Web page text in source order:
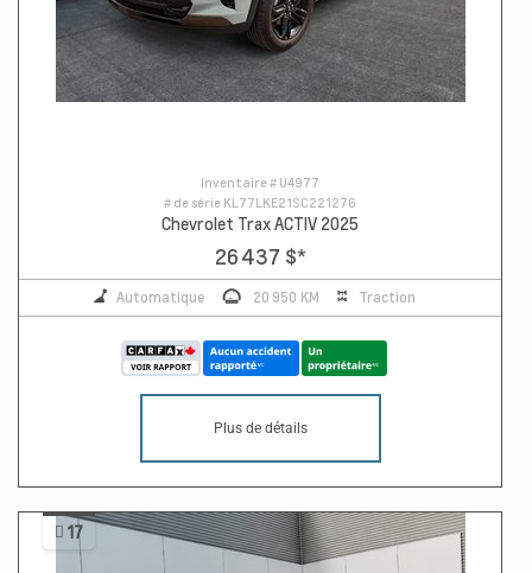
Inventaire # U4977
# de série KL77LKE21SC221276
Chevrolet Trax ACTIV 2025
26 437 $*
Automatique 20 950 KM Traction
Plus de détails
17